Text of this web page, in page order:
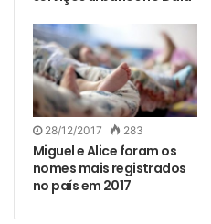
28/12/2017 283
Miguel e Alice foram os
nomes mais registrados
no país em 2017